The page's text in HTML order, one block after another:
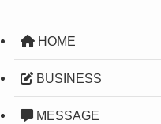
HOME
BUSINESS
MESSAGE